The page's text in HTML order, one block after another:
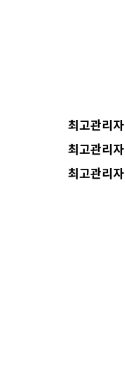
최고관리자
최고관리자
최고관리자